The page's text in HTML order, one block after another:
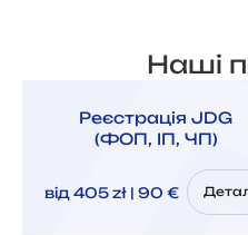
Наші
Реєстрація JDG
(ФОП, ІП, ЧП)
від 405 zł | 90 €